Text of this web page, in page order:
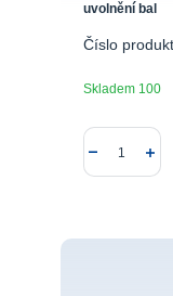
uvolnění bal
Číslo
Skladem 100